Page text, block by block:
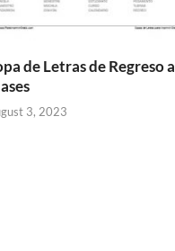
de Letras de Regreso a
3, 2023